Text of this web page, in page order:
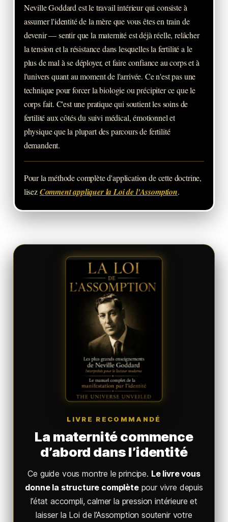
Neville Goddard est le travail intérieur qui consiste à
assumer l'identité de la mère que vous êtes en train de
devenir — sentir que la maternité est déjà réelle, relâcher
la tension et la résistance dans lesquelles la fertilité a le
plus de mal à se déployer, et faire confiance au corps et à
l'univers quant au moment de l'arrivée. Ce n'est pas une
technique pour forcer la biologie ou précipiter ce que le
corps fait. C'est une pratique qui soutient les soins de
fertilité aux côtés du suivi médical, émotionnel et
physique que la plupart des parcours de fertilité
demandent.
Pour la méthode complète d'application de cette doctrine,
lisezComment appliquer la Loi de l'Assomption.
LIVRE RECOMMANDÉ
La maternité commence
d’abord dans l’identité
Ce guide vous montre le principe. Le livre vous
donne la structure complètepour vivre depuis
l’état accompli, calmer la pression intérieure et
laisser la Loi de l’Assomption soutenir votre